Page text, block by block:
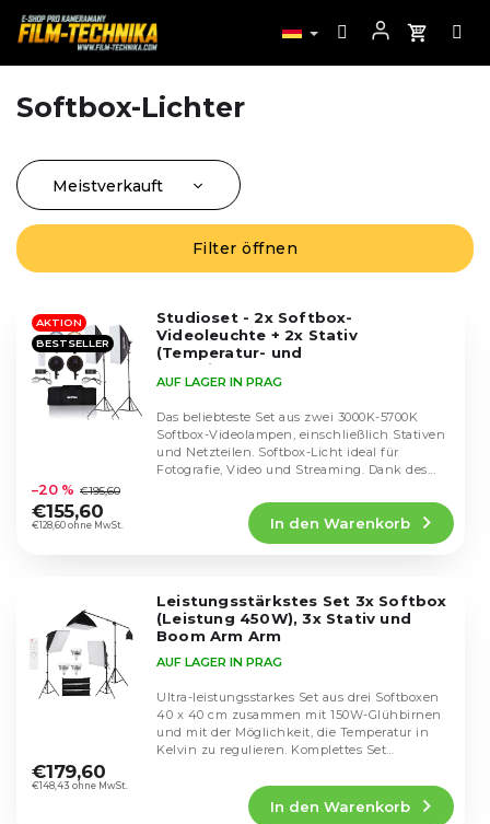
Zum
Inhalt
Softbox-Lichter
P
r
o
d
Meistverkauft
Günstigste
Filter öffnen
L
AKTION
BESTSELLER
Studioset - 2x Softbox-
Videoleuchte + 2x Stativ
(Temperatur- und
Intensitätsregelung)
durchschnittliche
Produktbewertung
ist
Sternen.
AUF LAGER IN PRAG
€128,60 ohne MwSt.
–20 % €195,60
€155,60
In den Warenkorb
Das beliebteste Set aus zwei 3000K-5700K
Softbox-Videolampen, einschließlich Stativen
und Netzteilen. Softbox-Licht ideal für
Fotografie, Video und Streaming. Dank des...
Leistungsstärkstes Set 3x Softbox
(Leistung 450W), 3x Stativ und
Boom Arm Arm
durchschnittliche
Produktbewertung
AUF LAGER IN PRAG
€148,43 ohne MwSt.
€179,60
In den Warenkorb
Ultra-leistungsstarkes Set aus drei Softboxen
40 x 40 cm zusammen mit 150W-Glühbirnen
und mit der Möglichkeit, die Temperatur in
Kelvin zu regulieren. Komplettes Set